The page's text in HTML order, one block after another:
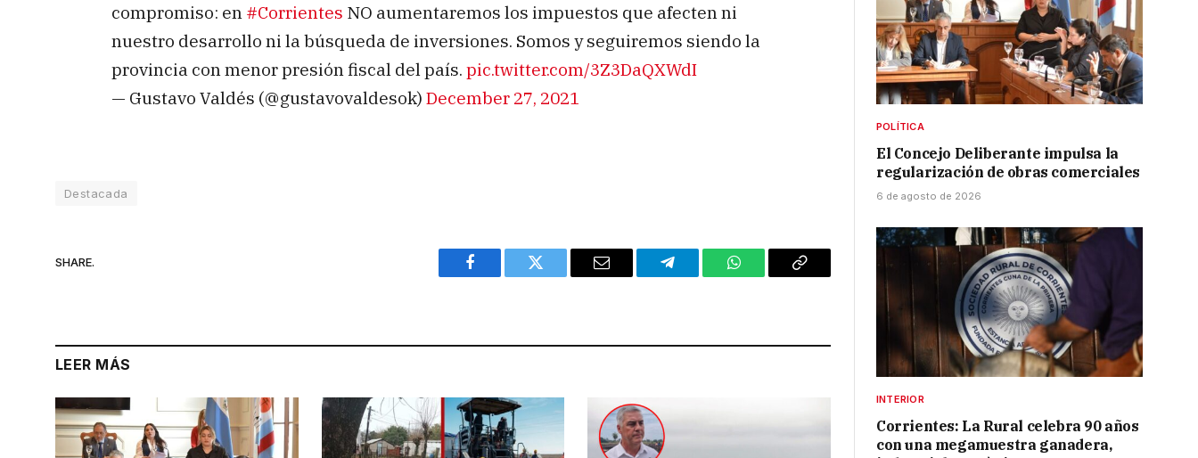
compromiso: en #Corrientes NO aumentaremos los impuestos que afecten ni
nuestro desarrollo ni la búsqueda de inversiones. Somos y seguiremos siendo la
provincia con menor presión fiscal del país. pic.twitter.com/3Z3DaQXWdI
— Gustavo Valdés (@gustavovaldesok) December 27, 2021
Destacada
SHARE.
Facebook Twitter Email Telegram WhatsAppCopy
LEER MÁS
POLÍTICA
El Concejo Deliberante impulsa la
regularización de obras comerciales
6 de agosto de 2026
INTERIOR
Corrientes: La Rural celebra 90 años
con una megamuestra ganadera,